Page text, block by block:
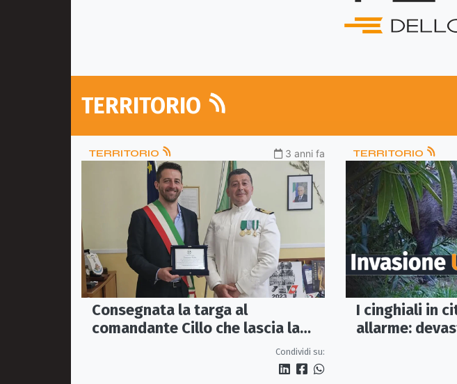
TERRITORIO
TERRITORIO 3 anni fa
Consegnata la targa al
comandante Cillo che lascia la
guida della Capitaneria di Porto
Condividi su:
TERRITORIO
I cinghiali in
allarme: